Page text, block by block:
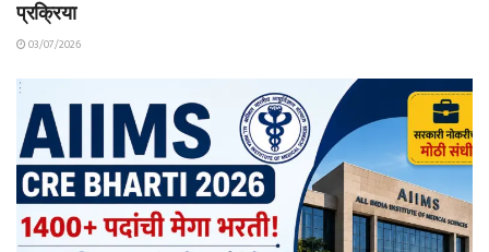
प्रक्रिया
03/07/2026